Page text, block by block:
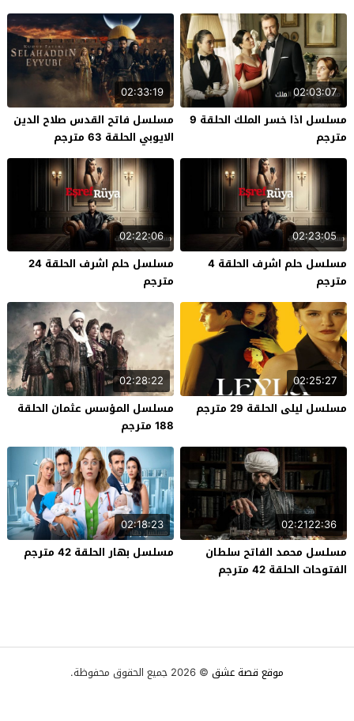
02:03:07
مسلسل اذا خسر الملك الحلقة 9
مترجم
02:33:19
مسلسل فاتح القدس صلاح الدين
الايوبي الحلقة 63 مترجم
02:23:05
مسلسل حلم اشرف الحلقة 4
مترجم
02:22:06
مسلسل حلم اشرف الحلقة 24
مترجم
02:25:27
مسلسل ليلى الحلقة 29 مترجم
02:28:22
مسلسل المؤسس عثمان الحلقة
188 مترجم
02:2122:36
مسلسل محمد الفاتح سلطان
الفتوحات الحلقة 42 مترجم
02:18:23
مسلسل بهار الحلقة 42 مترجم
موقع قصة عشق © 2026 جميع الحقوق محفوظة.